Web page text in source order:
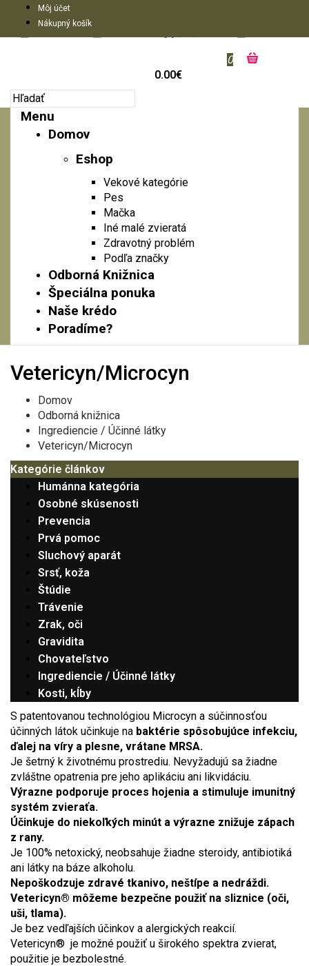
Môj účet
Nákupný košík
0
0.00€
Menu
Domov
Eshop
Vekové kategórie
Pes
Mačka
Iné malé zvieratá
Zdravotný problém
Podľa značky
Odborná Knižnica
Špeciálna ponuka
Naše krédo
Poradíme?
Vetericyn/Microcyn
Domov
Odborná knižnica
Ingrediencie / Účinné látky
Vetericyn/Microcyn
Kategórie článkov
Humánna kategória
Osobné skúsenosti
Prevencia
Prvá pomoc
Sluchový aparát
Srsť, koža
Štúdie
Trávenie
Zrak, oči
Gravidita
Chovateľstvo
Ingrediencie / Účinné látky
Kosti, kĺby
S patentovanou technológiou Microcyn a súčinnosťou
účinných látok učinkuje na baktérie spôsobujúce infekciu,
ďalej na víry a plesne, vrátane MRSA.
Je šetrný k životnému prostrediu. Nevyžadujú sa žiadne
zvláštne opatrenia pre jeho aplikáciu ani likvidáciu.
Výrazne podporuje proces hojenia a stimuluje imunitný
systém zvieraťa.
Účinkuje do niekoľkých minút a výrazne znižuje zápach
z rany.
Je 100% netoxický, neobsahuje žiadne steroidy, antibiotiká
ani látky na báze alkoholu.
Nepoškodzuje zdravé tkanivo, neštípe a nedráždi.
Vetericyn® môžeme bezpečne použiť na sliznice (oči,
uši, tlama).
Je bez vedľajších účinkov a alergických reakcií.
Vetericyn® je možné použiť u širokého spektra zvierat,
použitie je bezbolestné.